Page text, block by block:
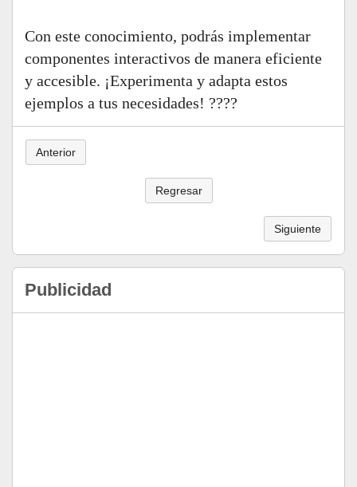
Con este conocimiento, podrás implementar
componentes interactivos de manera eficiente
y accesible. ¡Experimenta y adapta estos
ejemplos a tus necesidades! ????
Anterior
Regresar
Siguiente
Publicidad